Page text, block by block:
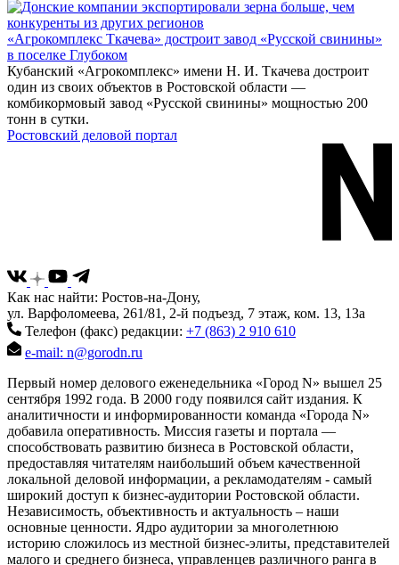
«Агрокомплекс Ткачева» достроит завод «Русской свинины»
в поселке Глубоком
Кубанский «Агрокомплекс» имени Н. И. Ткачева достроит
один из своих объектов в Ростовской области —
комбикормовый завод «Русской свинины» мощностью 200
тонн в сутки.
Ростовский деловой портал
Как нас найти: Ростов-на-Дону,
ул. Варфоломеева, 261/81, 2-й подъезд, 7 этаж, ком. 13, 13а
Телефон (факс) редакции: +7 (863) 2 910 610
e-mail: n@gorodn.ru
Первый номер делового еженедельника «Город N» вышел 25
сентября 1992 года. В 2000 году появился сайт издания. К
аналитичности и информированности команда «Города N»
добавила оперативность. Миссия газеты и портала —
способствовать развитию бизнеса в Ростовской области,
предоставляя читателям наибольший объем качественной
локальной деловой информации, а рекламодателям - самый
широкий доступ к бизнес-аудитории Ростовской области.
Независимость, объективность и актуальность – наши
основные ценности. Ядро аудитории за многолетнюю
историю сложилось из местной бизнес-элиты, представителей
малого и среднего бизнеса, управленцев различного ранга в